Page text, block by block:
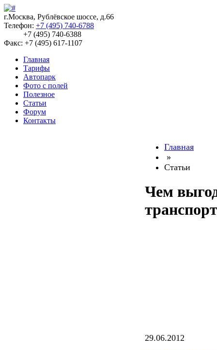
г.Москва, Рублёвское шоссе, д.66
Телефон: +7 (495) 740-6788
+7 (495) 740-6388
Факс: +7 (495) 617-1107
Главная
Тарифы
Автопарк
Фото с полей
Полезное
Статьи
Форум
Контакты
Главная
»
Статьи
Чем
29.06.2012